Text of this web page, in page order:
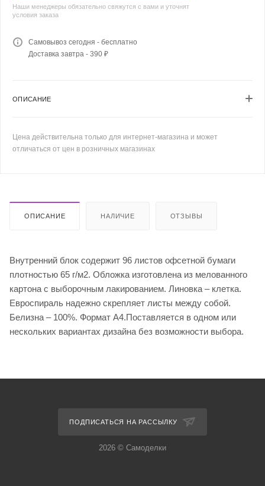
Наши менеджеры обязательно свяжутся с вами и уточнят
условия заказа
Самовывоз сегодня - бесплатно
Доставка завтра - 390 ₽
ОПИСАНИЕ
Цена действительна только для интернет-магазина и может
отличаться от цен в розничных магазинах
ОПИСАНИЕ НАЛИЧИЕ ОТЗЫВЫ
Внутренний блок содержит 96 листов офсетной бумаги
плотностью 65 г/м2. Обложка изготовлена из мелованного
картона с выборочным лакированием. Линовка – клетка.
Евроспираль надежно скрепляет листы между собой.
Белизна – 100%. Формат А4.Поставляется в одном или
нескольких вариантах дизайна без возможности выбора.
ПОДПИСАТЬСЯ НА РАССЫЛКУ
2026 © Самоделки